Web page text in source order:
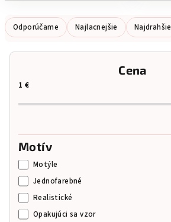
R
a
d
Odporúčame Najlacnejšie Najdrahšie
Cena
1 €
Motív
Motýle
Jednofarebné
Realistické
Opakujúci sa vzor